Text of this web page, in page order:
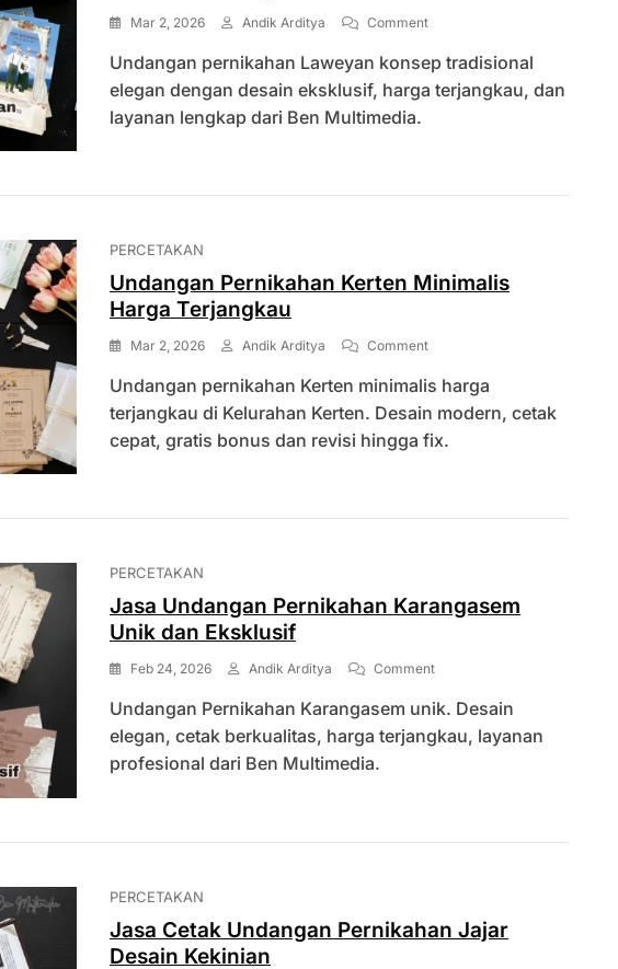
Mar 2, 2026 Andik Arditya CommentOn
Pernikahan
Laweyan
Konsep
Undangan pernikahan Laweyan konsep tradisional
elegan dengan desain eksklusif, harga terjangkau, dan
layanan lengkap dari Ben Multimedia.
PERCETAKAN
Undangan Pernikahan Kerten Minimalis
Harga Terjangkau
Mar 2, 2026 Andik Arditya CommentOn
Pernikahan
Kerten
Harga
Undangan pernikahan Kerten minimalis harga
terjangkau di Kelurahan Kerten. Desain modern, cetak
cepat, gratis bonus dan revisi hingga fix.
PERCETAKAN
Jasa Undangan Pernikahan Karangasem
Unik dan Eksklusif
Feb 24, 2026 Andik Arditya CommentOn
Undangan
Pernikahan
Karangasem
Undangan Pernikahan Karangasem unik. Desain
elegan, cetak berkualitas, harga terjangkau, layanan
profesional dari Ben Multimedia.
PERCETAKAN
Jasa Cetak Undangan Pernikahan Jajar
Desain Kekinian